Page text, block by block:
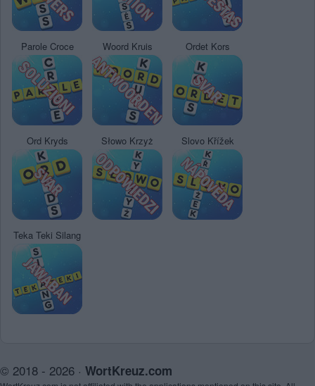
Parole Croce Woord Kruis Ordet Kors
Ord Kryds Słowo Krzyż Slovo Křížek
Teka Teki Silang
© 2018 - 2026 · WortKreuz.com